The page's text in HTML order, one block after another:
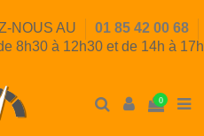
NOUS AU
01 85 42 00 68
8h30 à 12h30 et de 14h à 17h
0